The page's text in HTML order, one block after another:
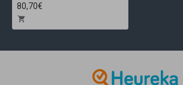
80,70€